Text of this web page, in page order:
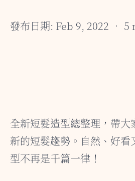
發布日期: Feb 9, 2022 •
全新短髮造型總整理，帶大
新的短髮趨勢。自然、好看
型不再是千篇一律！